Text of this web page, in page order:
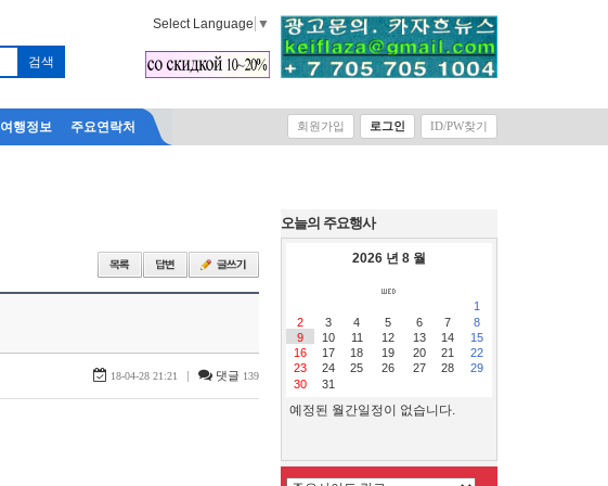
Select Language ▼
여행정보 주요연락처 회원가입 로그인 ID/PW찾기
18-04-28 21:21 | 댓글 139
오늘의 주요행사
2026 년 8 월
1
2
3 4 5 6 7
8
9
10 11 12 13 14
15
16
17 18 19 20 21
22
23
24 25 26 27 28
29
30
31
예정된 월간일정이 없습니다.